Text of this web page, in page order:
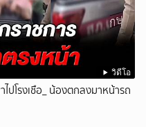
วิดีโอ
โรงเชือ_ น้องตกลงมาหน้ารถ